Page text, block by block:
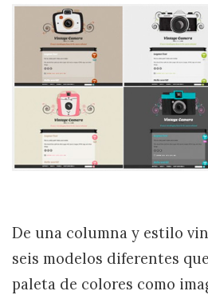
De una columna y estilo
seis modelos diferentes
paleta de colores como